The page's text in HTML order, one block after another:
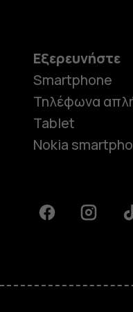
Εξερευνήστε
Smartphone
Τηλέφωνα
Tablet
Nokia
Facebook